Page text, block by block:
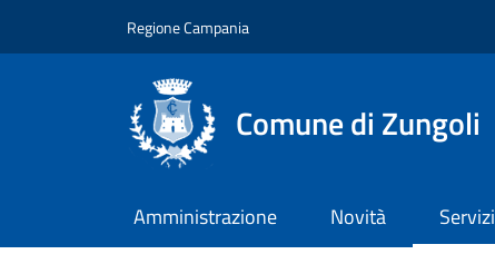
Regione Campania
Comune di Zungoli
Amministrazione Novità Servizi